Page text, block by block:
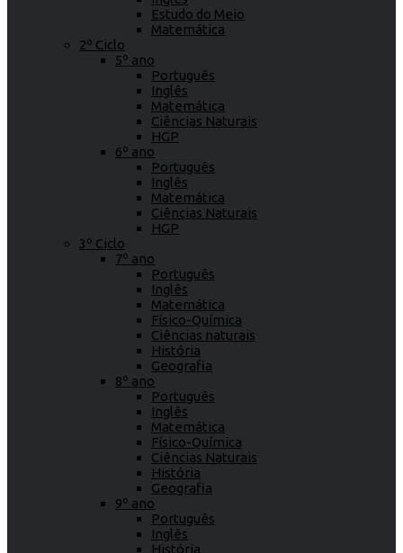
Estudo do Meio
Matemática
2º Ciclo
5º ano
Português
Inglês
Matemática
Ciências Naturais
HGP
6º ano
Português
Inglês
Matemática
Ciências Naturais
HGP
3º Ciclo
7º ano
Português
Inglês
Matemática
Físico-Química
Ciências naturais
História
Geografia
8º ano
Português
Inglês
Matemática
Físico-Química
Ciências Naturais
História
Geografia
9º ano
Português
Inglês
História